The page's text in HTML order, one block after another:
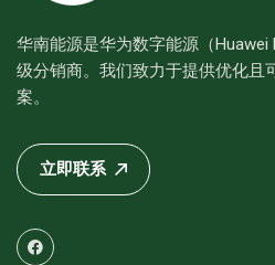
华南能源是华为数字能源（Huawei
级分销商。我们致力于提供优化且
案。
立即联系